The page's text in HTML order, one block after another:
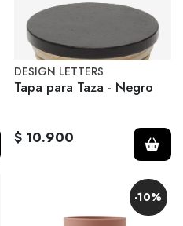
DESIGN LETTERS
Tapa para Taza - Negro
$ 10.900
-10%